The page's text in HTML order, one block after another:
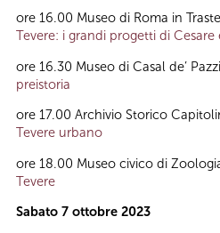
ore 16.00 Museo di Roma in
Tevere: i grandi progetti di Cesare
ore 16.30 Museo di Casal de’ Pazzi
preistoria
ore 17.00 Archivio Storico
Tevere urbano
ore 18.00 Museo civico di
Tevere
Sabato 7 ottobre 2023